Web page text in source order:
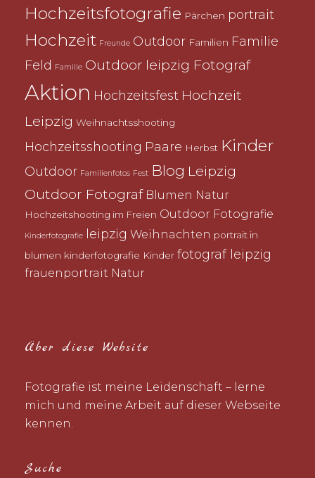
Hochzeitsfotografie Pärchen portrait
Hochzeit Freunde Outdoor Familien Familie
Feld
Familie Outdoor leipzig Fotograf
Aktion Hochzeitsfest Hochzeit
Leipzig Weihnachtsshooting
Hochzeitsshooting Paare Herbst Kinder
Outdoor Familienfotos Fest Blog Leipzig
Outdoor Fotograf Blumen Natur
Hochzeitshooting im Freien Outdoor Fotografie
Kinderfotografie leipzig Weihnachten portrait in
blumen kinderfotografie Kinder fotograf leipzig
frauenportrait Natur
Über diese Website
Fotografie ist meine Leidenschaft – lerne
mich und meine Arbeit auf dieser Webseite
kennen.
Suche